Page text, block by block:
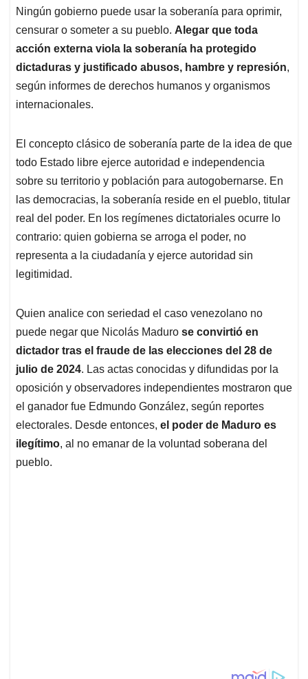
s
A
p
p
b
o
o
k
e
d
I
n
l
a
d
s
Ningún gobierno puede usar la soberanía para oprimir,
censurar o someter a su pueblo. Alegar que toda
acción externa viola la soberanía ha protegido
dictaduras y justificado abusos, hambre y represión,
según informes de derechos humanos y organismos
internacionales.
El concepto clásico de soberanía parte de la idea de que
todo Estado libre ejerce autoridad e independencia
sobre su territorio y población para autogobernarse. En
las democracias, la soberanía reside en el pueblo, titular
real del poder. En los regímenes dictatoriales ocurre lo
contrario: quien gobierna se arroga el poder, no
representa a la ciudadanía y ejerce autoridad sin
legitimidad.
Quien analice con seriedad el caso venezolano no
puede negar que Nicolás Maduro se convirtió en
dictador tras el fraude de las elecciones del 28 de
julio de 2024. Las actas conocidas y difundidas por la
oposición y observadores independientes mostraron que
el ganador fue Edmundo González, según reportes
electorales. Desde entonces, el poder de Maduro es
ilegítimo, al no emanar de la voluntad soberana del
pueblo.